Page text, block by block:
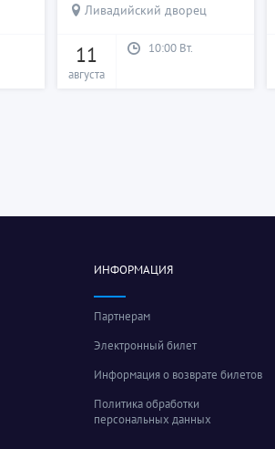
Ливадийский дворец
11
августа
10:00 Вт.
ИНФОРМАЦИЯ
Партнерам
Электронный билет
Информация о возврате билетов
Политика обработки
персональных данных